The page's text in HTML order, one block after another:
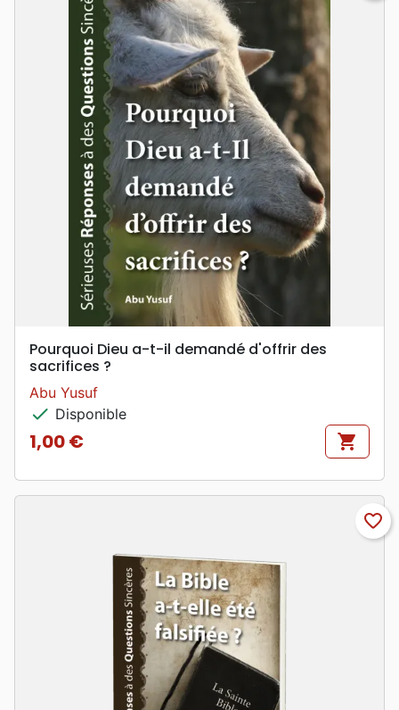
Pourquoi Dieu a-t-il demandé d'offrir des
sacrifices ?
Abu Yusuf
check Disponible
Prix
1,00 € shopping_cart
favorite_border